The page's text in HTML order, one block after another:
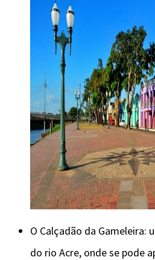
O Calçadão da Gameleira:
do rio Acre, onde se pode